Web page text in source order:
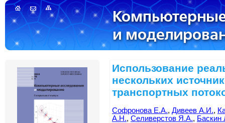
Использование
нескольких
транспортных
Софронова Е.А., Дивеев А.И.,
А.Н., Селиверстов Я.А., Баскин